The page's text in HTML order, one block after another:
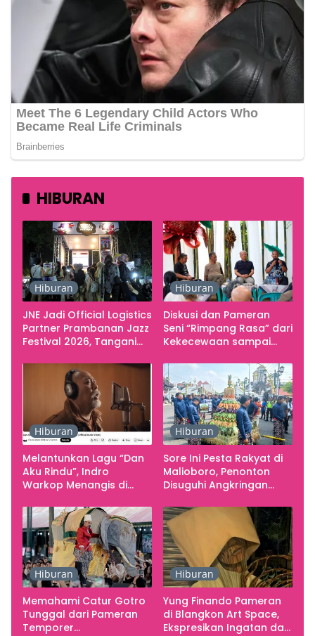
HIBURAN
Hiburan
JNE Jadi Official Logistics
Partner Prambanan Jazz
Festival 2026, Tangani
Kebutuhan Konser
Hiburan
Diskusi dan Pameran
Seni “Rimpang Rasa” dari
Kekecewaan sampai
Yogyakarta sebagai
Pusat Pergerakan Seni
Rupa Indonesia
Hiburan
Melantunkan Lagu “Dan
Aku Rindu”, Indro
Warkop Menangis di
Hiburan
Sore Ini Pesta Rakyat di
Malioboro, Penonton
Disuguhi Angkringan
Hiburan
Memahami Catur Gotro
Tunggal dari Pameran
Temporer
Hiburan
Yung Finando Pameran
di Blangkon Art Space,
Ekspresikan Ingatan dan